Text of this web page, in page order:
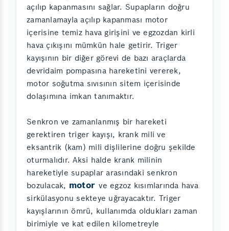
açılıp kapanmasını sağlar. Supapların doğru
zamanlamayla açılıp kapanması motor
içerisine temiz hava girişini ve egzozdan kirli
hava çıkışını mümkün hale getirir. Triger
kayışının bir diğer görevi de bazı araçlarda
devridaim pompasına hareketini vererek,
motor soğutma sıvısının sitem içerisinde
dolaşımına imkan tanımaktır.
Senkron ve zamanlanmış bir hareketi
gerektiren triger kayışı, krank mili ve
eksantrik (kam) mili dişlilerine doğru şekilde
oturmalıdır. Aksi halde krank milinin
hareketiyle supaplar arasındaki senkron
bozulacak, motor ve egzoz kısımlarında hava
sirkülasyonu sekteye uğrayacaktır. Triger
kayışlarının ömrü, kullanımda oldukları zaman
birimiyle ve kat edilen kilometreyle